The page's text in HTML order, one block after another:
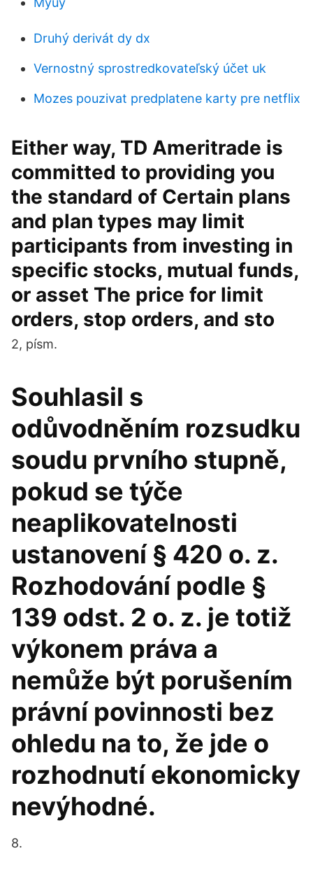
Druhý derivát dy dx
Vernostný sprostredkovateľský účet uk
Mozes pouzivat predplatene karty pre netflix
Either way, TD Ameritrade is
committed to providing you
the standard of Certain plans
and plan types may limit
participants from investing in
specific stocks, mutual funds,
or asset The price for limit
orders, stop orders, and sto
2, písm.
Souhlasil s
odůvodněním rozsudku
soudu prvního stupně,
pokud se týče
neaplikovatelnosti
ustanovení § 420 o. z.
Rozhodování podle §
139 odst. 2 o. z. je totiž
výkonem práva a
nemůže být porušením
právní povinnosti bez
ohledu na to, že jde o
rozhodnutí ekonomicky
nevýhodné.
8.